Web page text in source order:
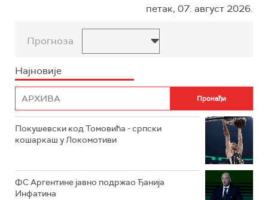
петак, 07. август 2026.
Прогноза
Најновије
Покушевски код Томовића - српски
кошаркаш у Локомотиви
ФС Аргентине јавно подржао Ђанија
Инфатина